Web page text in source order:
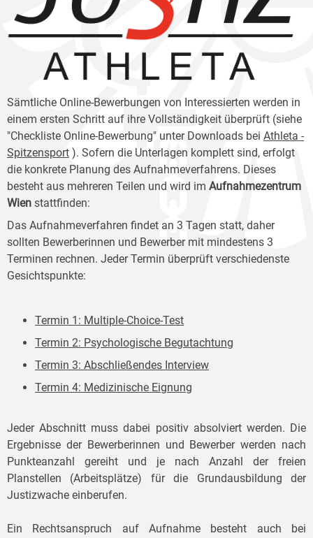
Sämtliche Online-Bewerbungen von Interessierten werden in
einem ersten Schritt auf ihre Vollständigkeit überprüft (siehe
"Checkliste Online-Bewerbung" unter Downloads bei Athleta -
Spitzensport ). Sofern die Unterlagen komplett sind, erfolgt
die konkrete Planung des Aufnahmeverfahrens. Dieses
besteht aus mehreren Teilen und wird im Aufnahmezentrum
Wien stattfinden:
Das Aufnahmeverfahren findet an 3 Tagen statt, daher
sollten Bewerberinnen und Bewerber mit mindestens 3
Terminen rechnen. Jeder Termin überprüft verschiedenste
Gesichtspunkte:
Termin 1: Multiple-Choice-Test
Termin 2: Psychologische Begutachtung
Termin 3: Abschließendes Interview
Termin 4: Medizinische Eignung
Jeder Abschnitt muss dabei positiv absolviert werden. Die
Ergebnisse der Bewerberinnen und Bewerber werden nach
Punkteanzahl gereiht und je nach Anzahl der freien
Planstellen (Arbeitsplätze) für die Grundausbildung der
Justizwache einberufen.
Ein Rechtsanspruch auf Aufnahme besteht auch bei